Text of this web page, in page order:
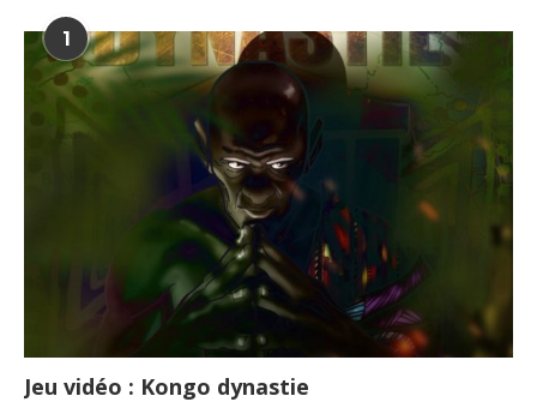
1
Jeu vidéo : Kongo dynastie